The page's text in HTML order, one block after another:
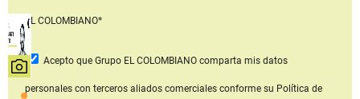
EL COLOMBIANO*
Acepto que Grupo EL COLOMBIANOcomparta mis datos
personales con terceros aliados comerciales conforme su Política de